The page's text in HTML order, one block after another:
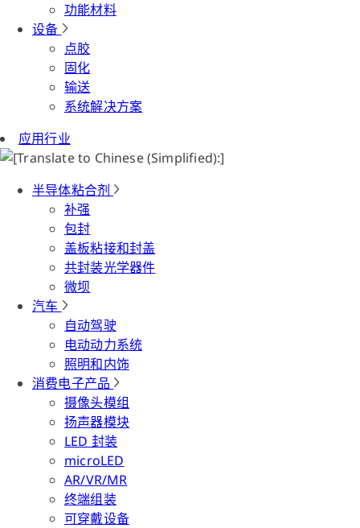
功能材料
设备
点胶
固化
输送
系统解决方案
应用行业
半导体粘合剂
补强
包封
盖板粘接和封盖
共封装光学器件
微坝
汽车
自动驾驶
电动动力系统
照明和内饰
消费电子产品
摄像头模组
扬声器模块
LED 封装
microLED
AR/VR/MR
终端组装
可穿戴设备